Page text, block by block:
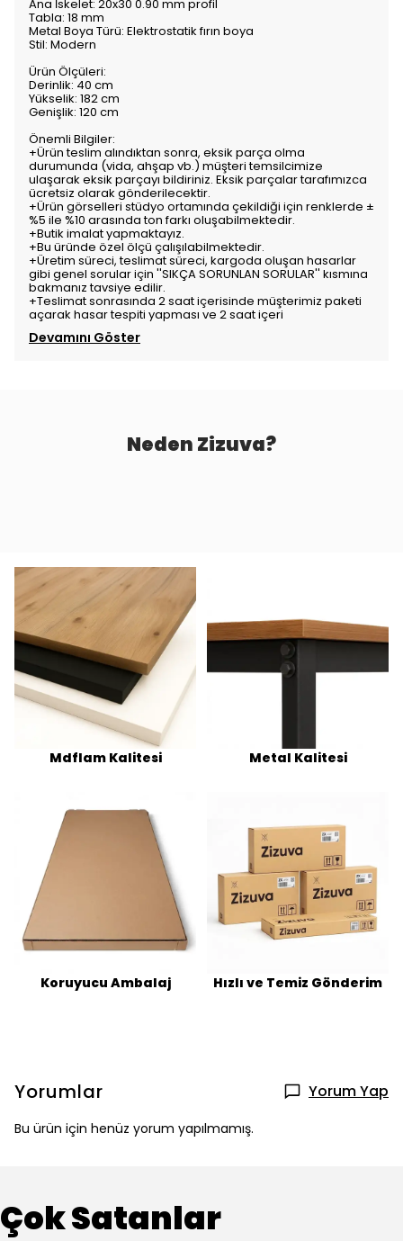
Ana İskelet: 20x30 0.90 mm profil
Tabla: 18 mm
Metal Boya Türü: Elektrostatik fırın boya
Stil: Modern
Ürün Ölçüleri:
Derinlik: 40 cm
Yükselik: 182 cm
Genişlik: 120 cm
Önemli Bilgiler:
+Ürün teslim alındıktan sonra, eksik parça olma
durumunda (vida, ahşap vb.) müşteri temsilcimize
ulaşarak eksik parçayı bildiriniz. Eksik parçalar tarafımızca
ücretsiz olarak gönderilecektir.
+Ürün görselleri stüdyo ortamında çekildiği için renklerde ±
%5 ile %10 arasında ton farkı oluşabilmektedir.
+Butik imalat yapmaktayız.
+Bu üründe özel ölçü çalışılabilmektedir.
+Üretim süreci, teslimat süreci, kargoda oluşan hasarlar
gibi genel sorular için ''SIKÇA SORUNLAN SORULAR'' kısmına
bakmanız tavsiye edilir.
+Teslimat sonrasında 2 saat içerisinde müşterimiz paketi
açarak hasar tespiti yapması ve 2 saat içeri
Devamını Göster
Neden Zizuva?
Mdflam Kalitesi Metal Kalitesi
Koruyucu Ambalaj Hızlı ve Temiz Gönderim
Yorumlar Yorum Yap
Bu ürün için henüz yorum yapılmamış.
Çok Satanlar